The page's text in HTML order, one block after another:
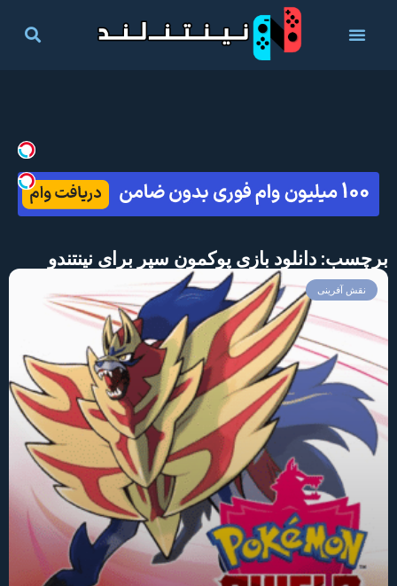
برچسب: دانلود بازی پوکمون سپر برای نینتندو
نقش آفرینی